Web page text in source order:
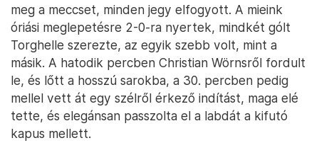
meg a meccset, minden jegy elfogyott. A mieink
óriási meglepetésre 2-0-ra nyertek, mindkét gólt
Torghelle szerezte, az egyik szebb volt, mint a
másik. A hatodik percben Christian Wörnsről fordult
le, és lőtt a hosszú sarokba, a 30. percben pedig
mellel vett át egy szélről érkező indítást, maga elé
tette, és elegánsan passzolta el a labdát a kifutó
kapus mellett.